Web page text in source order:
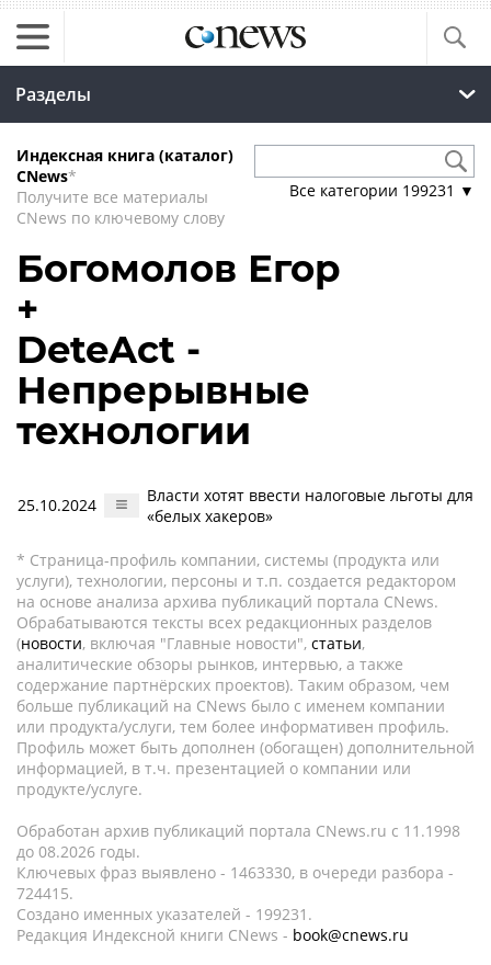
Разделы
Индексная книга (каталог)
CNews*
Получите все материалы
CNews по ключевому слову
Все категории 199231 ▼
Богомолов Егор
+
DeteAct -
Непрерывные
технологии
25.10.2024
Власти хотят ввести налоговые льготы для
«белых хакеров»
* Страница-профиль компании, системы (продукта или
услуги), технологии, персоны и т.п. создается редактором
на основе анализа архива публикаций портала CNews.
Обрабатываются тексты всех редакционных разделов
(новости, включая "Главные новости", статьи,
аналитические обзоры рынков, интервью, а также
содержание партнёрских проектов). Таким образом, чем
больше публикаций на CNews было с именем компании
или продукта/услуги, тем более информативен профиль.
Профиль может быть дополнен (обогащен) дополнительной
информацией, в т.ч. презентацией о компании или
продукте/услуге.
Обработан архив публикаций портала CNews.ru c 11.1998
до 08.2026 годы.
Ключевых фраз выявлено - 1463330, в очереди разбора -
724415.
Создано именных указателей - 199231.
Редакция Индексной книги CNews - book@cnews.ru